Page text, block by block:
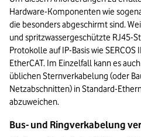
Hardware-Komponenten wie
die besonders abgeschirmt sind.
und spritzwassergeschützte RJ45-
Protokolle auf IP-Basis wie
EtherCAT. Im Einzelfall kann es
üblichen Sternverkabelung (oder
Netzabschnitten) in Standard-
abzuweichen.
Bus- und Ringverkabelung